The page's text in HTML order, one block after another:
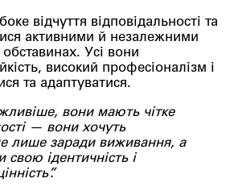
відчуття відповідальності та
активними й незалежними
Усі вони
високий професіоналізм і
та адаптуватися.
вони мають чітке
— вони хочуть
лише заради виживання, а
свою ідентичність і